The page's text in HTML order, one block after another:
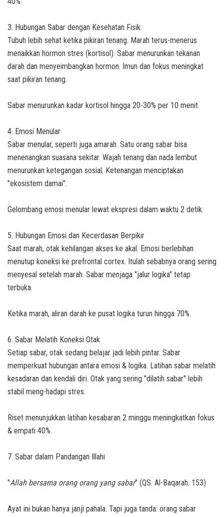
3. Hubungan Sabar dengan Kesehatan Fisik
Tubuh lebih sehat ketika pikiran tenang. Marah terus-menerus
menaikkan hormon stres (kortisol). Sabar menurunkan tekanan
darah dan menyeimbangkan hormon. Imun dan fokus meningkat
saat pikiran tenang.
Sabar menurunkan kadar kortisol hingga 20-30% per 10 menit.
4. Emosi Menular
Sabar menular, seperti juga amarah. Satu orang sabar bisa
menenangkan suasana sekitar. Wajah tenang dan nada lembut
menurunkan ketegangan sosial. Ketenangan menciptakan
"ekosistem damai".
Gelombang emosi menular lewat ekspresi dalam waktu 2 detik.
5. Hubungan Emosi dan Kecerdasan Berpikir
Saat marah, otak kehilangan akses ke akal. Emosi berlebihan
menutup koneksi ke prefrontal cortex. Itulah sebabnya orang sering
menyesal setelah marah. Sabar menjaga "jalur logika" tetap
terbuka.
Ketika marah, aliran darah ke pusat logika turun hingga 70%.
6. Sabar Melatih Koneksi Otak
Setiap sabar, otak sedang belajar jadi lebih pintar. Sabar
memperkuat hubungan antara emosi & logika. Latihan sabar melatih
kesadaran dan kendali diri. Otak yang sering "dilatih sabar" lebih
stabil meng-hadapi stres.
Riset menunjukkan latihan kesabaran 2 minggu meningkatkan fokus
& empati 40%.
7. Sabar dalam Pandangan Illahi
"Allah bersama orang orang yang sabar" (QS. Al-Baqarah: 153)
Ayat ini bukan hanya janji pahala. Tapi juga tanda: orang sabar